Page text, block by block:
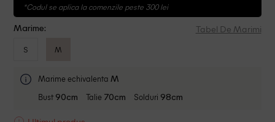
*Codul se aplica la comenzile peste 300 lei
Marime: Tabel De Marimi
S M
Marime echivalenta M
Bust 90cm Talie 70cm Solduri 98cm